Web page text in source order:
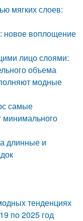
мягких слоев:
новое воплощение
лицо слоями:
объема
модные
самые
минимального
длинные и
тенденциях
по 2025 год